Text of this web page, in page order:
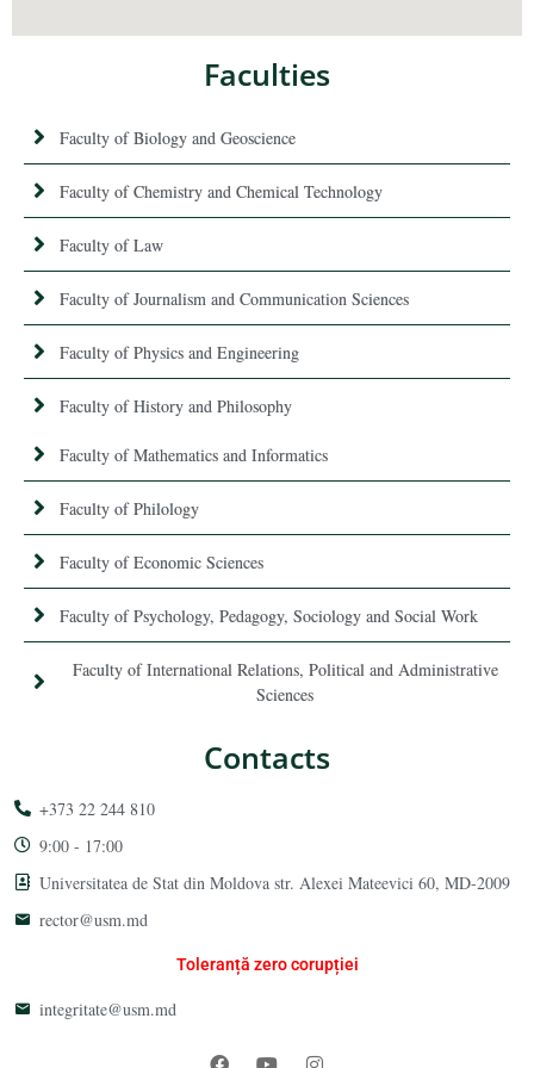
Faculties
Faculty of Biology and Geoscience
Faculty of Chemistry and Chemical Technology
Faculty of Law
Faculty of Journalism and Communication Sciences
Faculty of Physics and Engineering
Faculty of History and Philosophy
Faculty of Mathematics and Informatics
Faculty of Philology
Faculty of Economic Sciences
Faculty of Psychology, Pedagogy, Sociology and Social Work
Faculty of International Relations, Political and Administrative
Sciences
Contacts
+373 22 244 810
9:00 - 17:00
Universitatea de Stat din Moldova str. Alexei Mateevici 60, MD-2009
rector@usm.md
Toleranță zero corupției
integritate@usm.md